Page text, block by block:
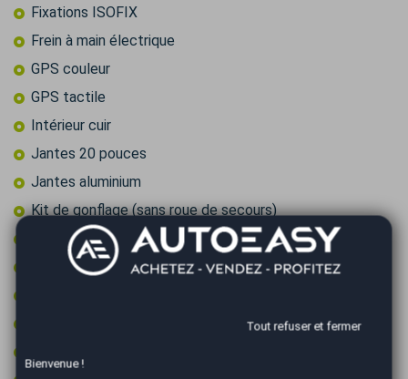
Fixations ISOFIX
Frein à main électrique
GPS couleur
GPS tactile
Intérieur cuir
Jantes 20 pouces
Jantes aluminium
Kit de gonflage (sans roue de secours)
Limiteur de vitesse
Ordinateur de bord
Tout refuser et fermer
Bienvenue !